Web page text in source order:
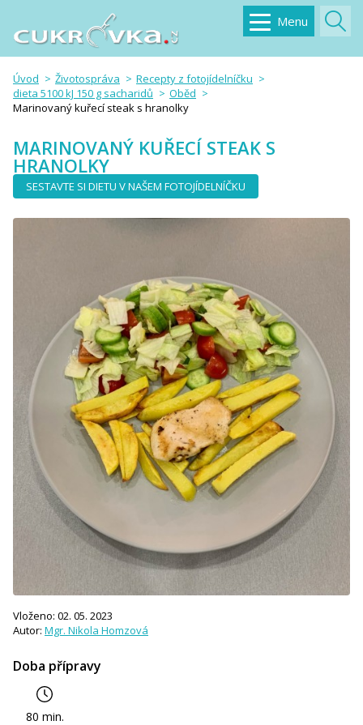
Menu
Úvod Životospráva
Recepty z fotojídelníčku
dieta 5100 kJ 150 g sacharidů
Oběd
Marinovaný kuřecí steak s hranolky
MARINOVANÝ KUŘECÍ STEAK S
HRANOLKY
SESTAVTE SI DIETU V NAŠEM FOTOJÍDELNÍČKU
Doba přípravy
80 min.
Vloženo: 02. 05. 2023
Autor: Mgr. Nikola Homzová